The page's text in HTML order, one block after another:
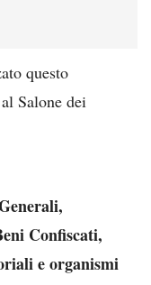
questo
Salone dei
Confiscati,
e organismi